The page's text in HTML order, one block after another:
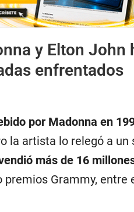
y Elton John
enfrentados
por Madonna en
la artista lo relegó a un
más de 16
premios Grammy, entre